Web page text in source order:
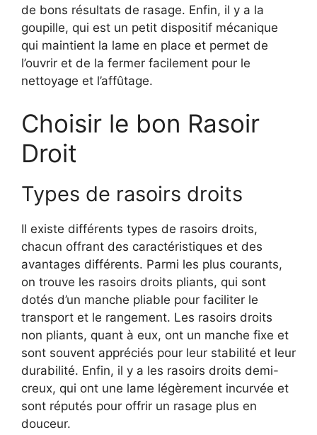
de bons résultats de rasage. Enfin, il y a la
goupille, qui est un petit dispositif mécanique
qui maintient la lame en place et permet de
l’ouvrir et de la fermer facilement pour le
nettoyage et l’affûtage.
Choisir le bon Rasoir
Droit
Types de rasoirs droits
Il existe différents types de rasoirs droits,
chacun offrant des caractéristiques et des
avantages différents. Parmi les plus courants,
on trouve les rasoirs droits pliants, qui sont
dotés d’un manche pliable pour faciliter le
transport et le rangement. Les rasoirs droits
non pliants, quant à eux, ont un manche fixe et
sont souvent appréciés pour leur stabilité et leur
durabilité. Enfin, il y a les rasoirs droits demi-
creux, qui ont une lame légèrement incurvée et
sont réputés pour offrir un rasage plus en
douceur.